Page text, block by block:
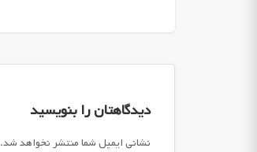
دیدگاهتان را بنویسید
نشانی ایمیل شما منتشر نخواهد شد.